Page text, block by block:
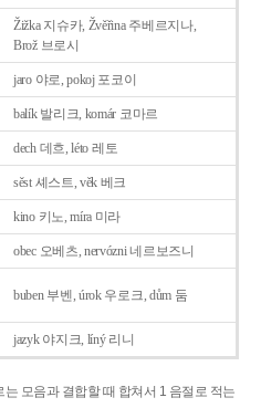
Žižka 지슈카, Žvěřina 주베르지나,
Brož 브로시
jaro 야로, pokoj 포코이
balík 발리크, komár 코마르
dech 데흐, léto 레토
sěst 셰스트, věk 베크
kino 키노, míra 미라
obec 오베츠, nervózni 네르보즈니
buben 부벤, úrok 우로크, dům 둠
jazyk야지크, líný 리니
는 모음과 결합할 때 합쳐서 1 음절로 적는